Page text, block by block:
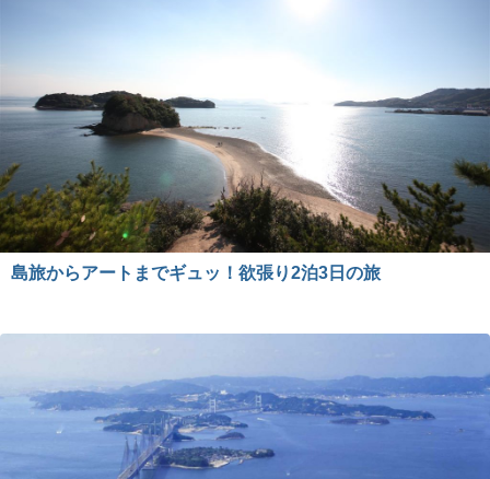
島旅からアートまでギュッ！欲張り2泊3日の旅